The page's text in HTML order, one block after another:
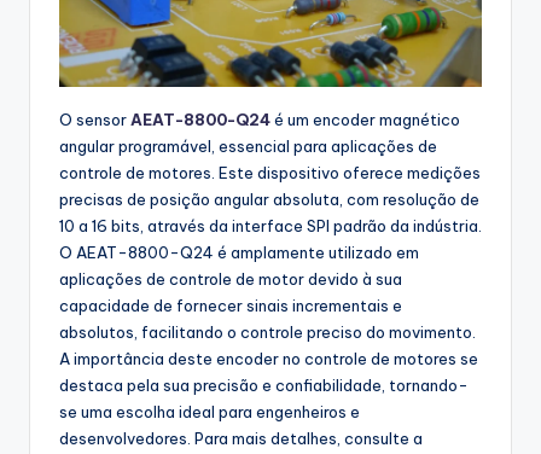
O sensorAEAT-8800-Q24é um encoder magnético
angular programável, essencial para aplicações de
controle de motores. Este dispositivo oferece medições
precisas de posição angular absoluta, com resolução de
10 a 16 bits, através da interface SPI padrão da indústria.
O AEAT-8800-Q24 é amplamente utilizado em
aplicações de controle de motor devido à sua
capacidade de fornecer sinais incrementais e
absolutos, facilitando o controle preciso do movimento.
A importância deste encoder no controle de motores se
destaca pela sua precisão e confiabilidade, tornando-
se uma escolha ideal para engenheiros e
desenvolvedores. Para mais detalhes, consulte a